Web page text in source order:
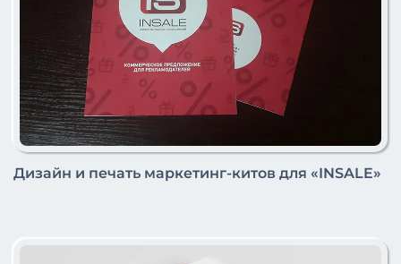
Дизайн и печать маркетинг-китов для «INSALE»